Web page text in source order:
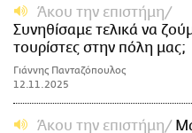
Άκου την επιστήμη
Συνηθίσαμε τελικά να
τουρίστες στην πόλη μας;
Γιάννης Πανταζόπουλος
12.11.2025
Άκου την επιστήμη